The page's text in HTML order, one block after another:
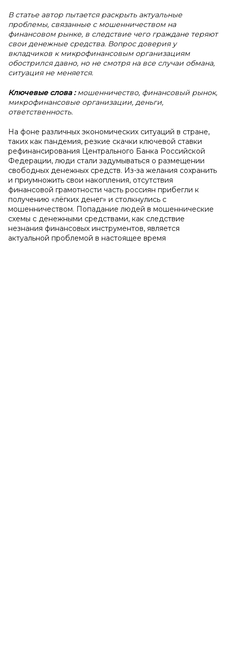
В статье автор пытается раскрыть актуальные
проблемы, связанные с мошенничеством на
финансовом рынке, в следствие чего граждане теряют
свои денежные средства. Вопрос доверия у
вкладчиков к микрофинансовым организациям
обострился давно, но не смотря на все случаи обмана,
ситуация не меняется.
Ключевые слова :мошенничество, финансовый рынок,
микрофинансовые организации, деньги,
ответственность.
На фоне различных экономических ситуаций в стране,
таких как пандемия, резкие скачки ключевой ставки
рефинансирования Центрального Банка Российской
Федерации, люди стали задумываться о размещении
свободных денежных средств. Из-за желания сохранить
и приумножить свои накопления, отсутствия
финансовой грамотности часть россиян прибегли к
получению «лёгких денег» и столкнулись с
мошенничеством. Попадание людей в мошеннические
схемы с денежными средствами, как следствие
незнания финансовых инструментов, является
актуальной проблемой в настоящее время